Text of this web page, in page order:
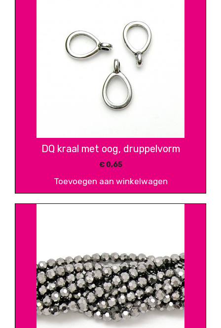
DQ kraal met oog, druppelvorm
€0,65
Toevoegen aan winkelwagen